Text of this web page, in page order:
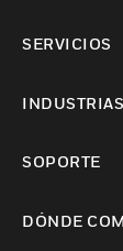
SERVICIOS
INDUSTRIAS
SOPORTE
DÓNDE